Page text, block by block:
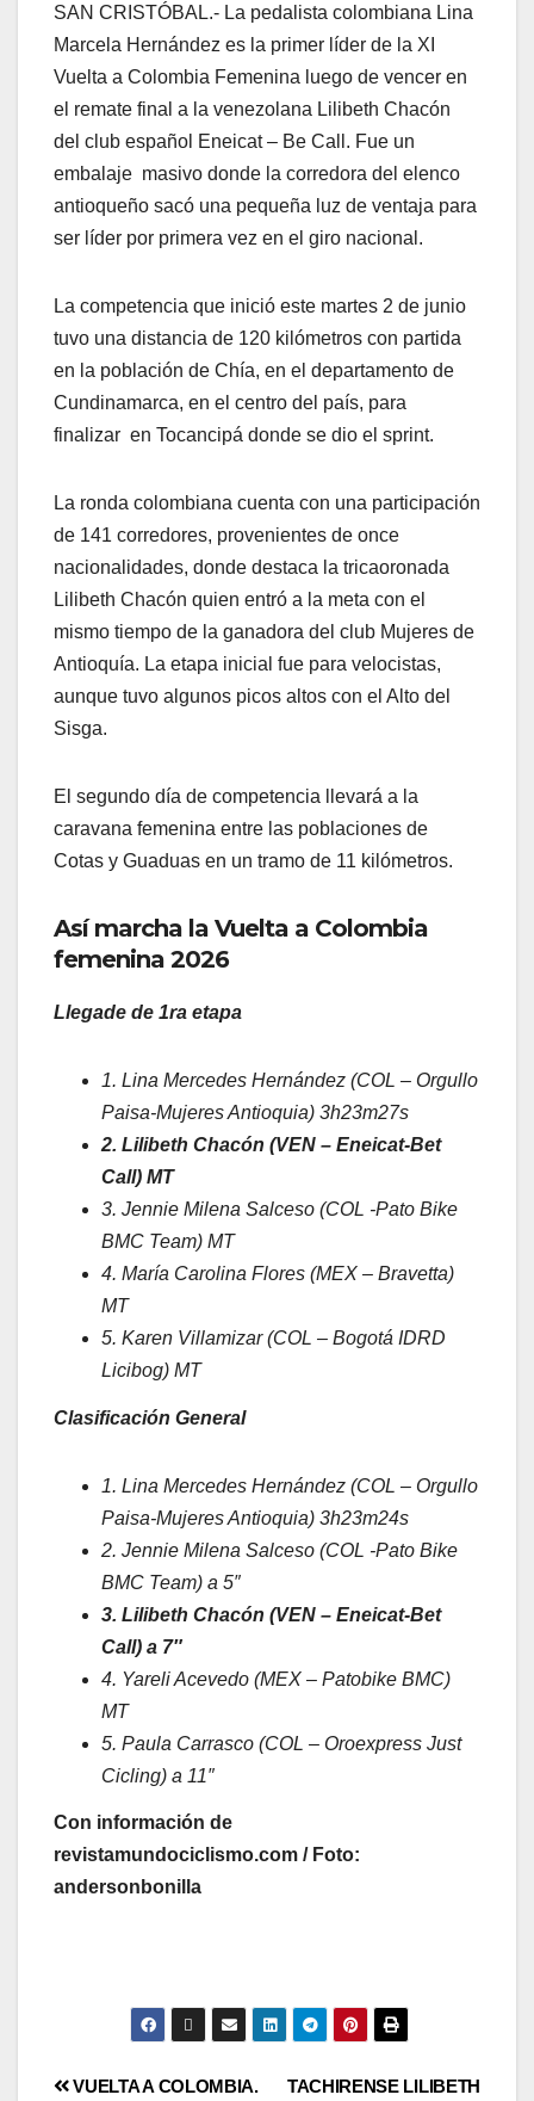
SAN CRISTÓBAL.- La pedalista colombiana Lina
Marcela Hernández es la primer líder de la XI
Vuelta a Colombia Femenina luego de vencer en
el remate final a la venezolana Lilibeth Chacón
del club español Eneicat – Be Call. Fue un
embalaje masivo donde la corredora del elenco
antioqueño sacó una pequeña luz de ventaja para
ser líder por primera vez en el giro nacional.
La competencia que inició este martes 2 de junio
tuvo una distancia de 120 kilómetros con partida
en la población de Chía, en el departamento de
Cundinamarca, en el centro del país, para
finalizar en Tocancipá donde se dio el sprint.
La ronda colombiana cuenta con una participación
de 141 corredores, provenientes de once
nacionalidades, donde destaca la tricaoronada
Lilibeth Chacón quien entró a la meta con el
mismo tiempo de la ganadora del club Mujeres de
Antioquía. La etapa inicial fue para velocistas,
aunque tuvo algunos picos altos con el Alto del
Sisga.
El segundo día de competencia llevará a la
caravana femenina entre las poblaciones de
Cotas y Guaduas en un tramo de 11 kilómetros.
Así marcha la Vuelta a Colombia
femenina 2026
Llegade de 1ra etapa
1. Lina Mercedes Hernández (COL – Orgullo
Paisa-Mujeres Antioquia) 3h23m27s
2. Lilibeth Chacón (VEN – Eneicat-Bet
Call) MT
3. Jennie Milena Salceso (COL -Pato Bike
BMC Team) MT
4. María Carolina Flores (MEX – Bravetta)
MT
5. Karen Villamizar (COL – Bogotá IDRD
Licibog) MT
Clasificación General
1. Lina Mercedes Hernández (COL – Orgullo
Paisa-Mujeres Antioquia) 3h23m24s
2. Jennie Milena Salceso (COL -Pato Bike
BMC Team) a 5″
3. Lilibeth Chacón (VEN – Eneicat-Bet
Call) a 7″
4. Yareli Acevedo (MEX – Patobike BMC)
MT
5. Paula Carrasco (COL – Oroexpress Just
Cicling) a 11″
Con información de
revistamundociclismo.com / Foto:
andersonbonilla
TACHIRENSE LILIBETH
VUELTA A COLOMBIA.